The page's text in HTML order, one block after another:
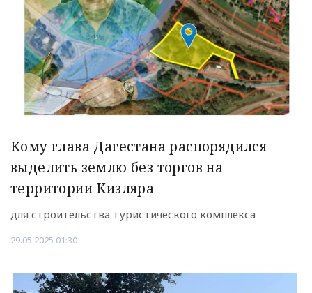
Кому глава Дагестана распорядился
выделить землю без торгов на
территории Кизляра
для строительства туристического комплекса
29.05.2025 01:30